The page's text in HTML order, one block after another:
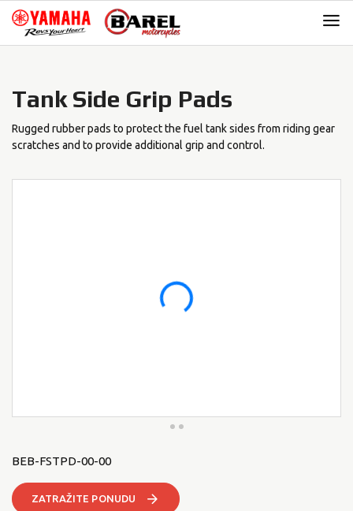
Skip
navigation
Skip
content
Tank Side Grip Pads
Rugged rubber pads to protect the fuel tank sides from riding gear
scratches and to provide additional grip and control.
BEB-FSTPD-00-00
ZATRAŽITE PONUDU